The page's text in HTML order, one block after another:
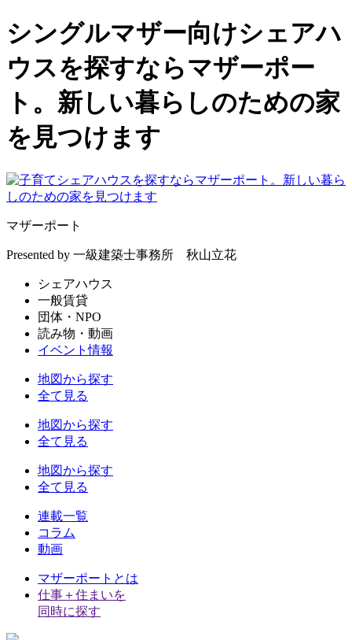
シングルマザー向けシェアハ
ウスを探すならマザーポー
ト。新しい暮らしのための家
を見つけます
マザーポート
Presented by 一級建築士事務所 秋山立花
シェアハウス
一般賃貸
団体・NPO
読み物・動画
イベント情報
地図から探す
全て見る
地図から探す
全て見る
地図から探す
全て見る
連載一覧
コラム
動画
マザーポートとは
仕事＋住まいを
同時に探す